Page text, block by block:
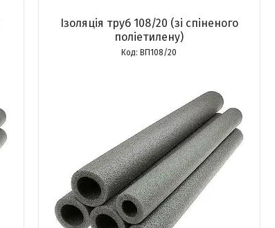
Ізоляція труб 108/20 (зі спіненого
поліетилену)
ВП108/20